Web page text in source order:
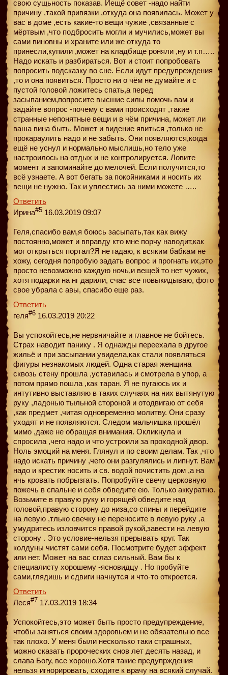
свою сущьность показав. Иещё совет -надо найти
причину ,такой привязки ,откуда она появилась. Может у
вас в доме ,есть какие-то вещи чужие ,связанные с
мёртвым ,что подбросить могли и мучились,может вы
сами виновны и храните или же откуда то
принесли,купили ,может на кладбище роняли ,ну и т.п…..
Надо искать и разбираться. Вот и стоит попробовать
попросить подсказку во сне. Если идут предупреждения
,то и она появиться. Просто ни о чём не думайте и с
пустой головой ложитесь спать,а перед
засыпанием,попросите высшие силы помочь вам и
задайте вопрос -почему с вами происходят ,такие
странные непонятные вещи и в чём причина, может ли
ваша вина быть. Может и видение явиться ,только не
прокараулить надо и не забыть. Они появляются,когда
ещё не уснул и нормально мыслишь,но тело уже
настроилось на отдых и не контролируется. Ловите
момент и запоминайте до мелочей. Если получится,то
всё узнаете. А вот бегать за покойниками и носить их
вещи не нужно. Так и уплестись за ними можете …..
Ответить
Ирина#5 16.03.2019 09:07
Геля,спасибо вам,я боюсь засыпать,так как вижу
постоянно,может и вправду кто мне порчу наводит,как
мог открыться портал?Я не гадаю, к всяким бабкам не
хожу, сегодня попробую задать вопрос и прогнать их,это
просто невозможно каждую ночь,и вещей то нет чужих,
хотя подарки на нг дарили, счас все повыкидываю, фото
свое убрала с авы, спасибо еще раз.
Ответить
геля#6 16.03.2019 20:22
Вы успокойтесь,не нервничайте и главное не бойтесь.
Страх наводит панику . Я однажды переехала в другое
жильё и при засыпании увидела,как стали появляться
фигуры незнакомых людей. Одна старая женщина
сквозь стену прошла ,уставилась и смотрела в упор, а
потом прямо пошла ,как таран. Я не пугаюсь их и
интутивно выставляю в таких случаях на них вытянутую
руку ,ладонью тыльной стороной и отодвигаю от себя
,как предмет ,читая одновременно молитву. Они сразу
уходят и не появляются. Следом мальчишка прошёл
мимо ,даже не обращая внимания. Окликнула и
спросила ,чего надо и что устроили за проходной двор.
Ноль эмоций на меня. Глянул и по своим делам. Так ,что
надо искать причину ,чего они разгулялись и липнут. Вам
надо и крестик носить и св. водой почистить дом ,а на
нчь кровать побрызгать. Попробуйте свечу церковную
пожечь в спальне и себя обведите ею. Только аккуратно.
Возьмите в правую руку и горящей обведите над
головой,правую сторону до низа,со спины и перейдите
на левую ,тлько свечку не переносите в левую руку ,а
умудритесь изловчится правой рукой,завести на левую
сторону . Это условие-нельзя прерывать круг. Так
колдуны чистят сами себя. Посмотрите будет эффект
или нет. Может на вас сглаз сильный. Вам бы к
специалисту хорошему -ясновидцу . Но пробуйте
сами,глядишь и сдвиги начнутся и что-то откроется.
Ответить
Леся#7 17.03.2019 18:34
Успокойтесь,это может быть просто предупреждение,
чтобы заняться своим здоровьем и не обязательно все
так плохо. У меня были несколько таки страшных,
можно сказать пророческих снов лет десять назад, и
слава Богу, все хорошо.Хотя такие предупрждения
нельзя игнорировать, сходите к врачу на всякий случай.